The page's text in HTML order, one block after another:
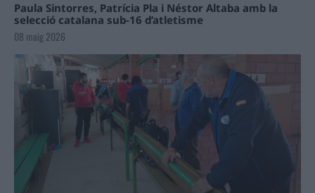
Paula Sintorres, Patrícia Pla i Néstor Altaba amb la
selecció catalana sub-16 d’atletisme
08 maig 2026